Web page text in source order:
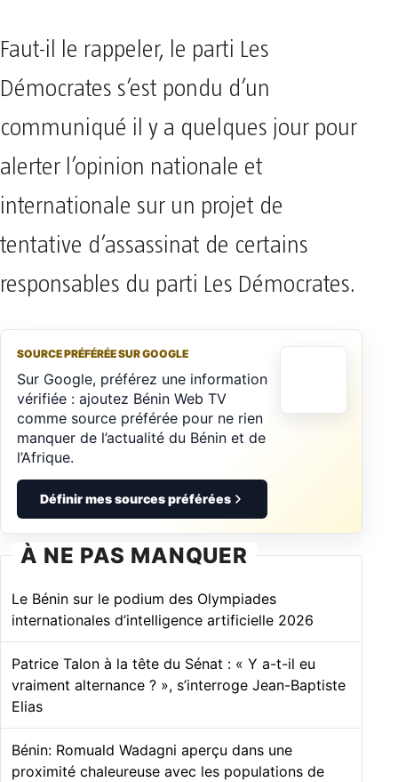
Faut-il le rappeler, le parti Les
Démocrates s’est pondu d’un
communiqué il y a quelques jour pour
alerter l’opinion nationale et
internationale sur un projet de
tentative d’assassinat de certains
responsables du parti Les Démocrates.
SOURCE PRÉFÉRÉE SUR GOOGLE
Sur Google, préférez une information
vérifiée : ajoutez Bénin Web TV
comme source préférée pour ne rien
manquer de l’actualité du Bénin et de
l’Afrique.
Définir mes sources préférées
À NE PAS MANQUER
Le Bénin sur le podium des Olympiades
internationales d’intelligence artificielle 2026
Patrice Talon à la tête du Sénat : « Y a-t-il eu
vraiment alternance ? », s’interroge Jean-Baptiste
Elias
Bénin: Romuald Wadagni aperçu dans une
proximité chaleureuse avec les populations de